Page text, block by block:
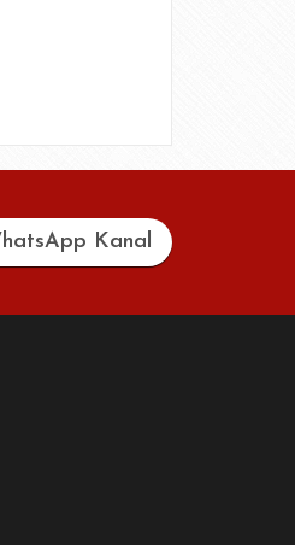
Kanal